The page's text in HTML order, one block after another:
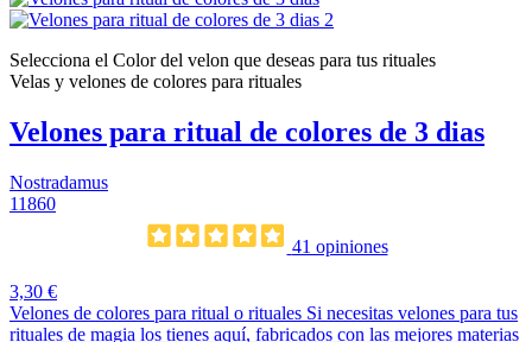
Selecciona el Color del velon que deseas para tus rituales
Velas y velones de colores para rituales
Velones para ritual de colores de 3 dias
Nostradamus
11860
41 opiniones
3,30 €
Velones de colores para ritual o rituales Si necesitas velones para tus
rituales de magia los tienes aquí, fabricados con las mejores materias